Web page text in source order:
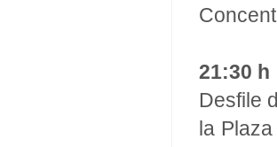
21:30 h
Desfile
la